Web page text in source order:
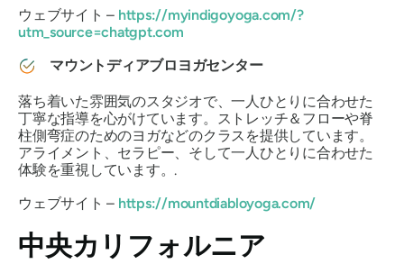
ウェブサイト – https://myindigoyoga.com/?
utm_source=chatgpt.com
マウントディアブロヨガセンター
落ち着いた雰囲気のスタジオで、一人ひとりに合わせた
丁寧な指導を心がけています。ストレッチ＆フローや脊
柱側弯症のためのヨガなどのクラスを提供しています。
アライメント、セラピー、そして一人ひとりに合わせた
体験を重視しています。.
ウェブサイト – https://mountdiabloyoga.com/
中央カリフォルニア